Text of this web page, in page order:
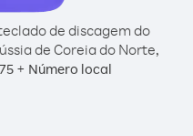
de discagem do
de Coreia do Norte,
+ Número local